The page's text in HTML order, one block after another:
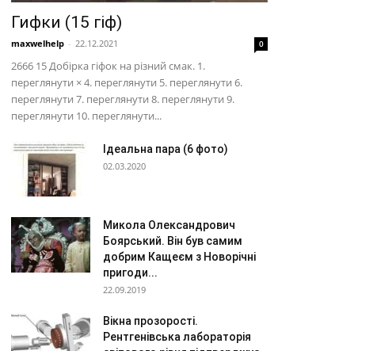
Гифки (15 гіф)
maxwelhelp - 22.12.2021 0
2666 15 Добірка гіфок на різний смак. 1.
переглянути × 4. переглянути 5. переглянути 6.
переглянути 7. переглянути 8. переглянути 9.
переглянути 10. переглянути...
Ідеальна пара (6 фото)
02.03.2020
Микола Олександрович
Боярський. Він був самим
добрим Кащеєм з Новорічні
пригоди...
22.09.2019
Вікна прозорості.
Рентгенівська лабораторія